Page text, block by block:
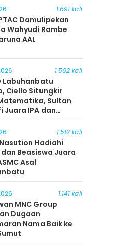
1.691 kali
Damulipekan
Wahyudi Rambe
AAL
1.562 kali
Labuhanbatu
Ciello Situngkir
Sultan
Juara IPA dan
Rangkuti Juara IPS
1.512 kali
Hadiahi
dan Beasiswa Juara
Asal
1.141 kali
MNC Group
Dugaan
Nama Baik ke